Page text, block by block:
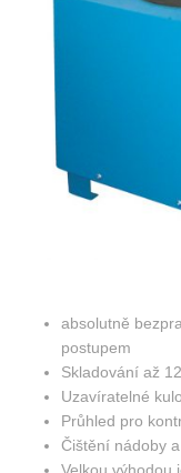
absolutně
postupem
Skladování až
Uzavíratelné
Průhled pro
Čištění nádoby
Velkou výhodou